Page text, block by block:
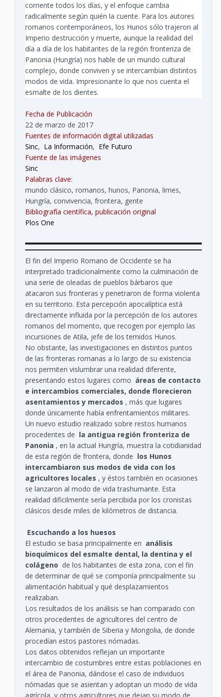
corriente todos los días, y el enfoque cambia
radicalmente según quién la cuente. Para los autores
romanos contemporáneos, los Hunos sólo trajeron al
Imperio destrucción y muerte, aunque la realidad del
día a día de los habitantes de la región fronteriza de
Panonia (Hungría) nos hable de un mundo cultural
complejo, donde conviven y se intercambian distintos
modos de vida. Impresionante lo que nos cuenta el
esmalte de los dientes.
Fecha de Publicación
22 de marzo de 2017
Fuentes de información digital utilizadas
Sinc, La Información, Efe Futuro
Fuente de las imágenes
Sinc
Palabras clave:
mundo clásico, romanos, hunos, Panonia, limes,
Hungría, convivencia, frontera, gente
Bibliografía científica, publicación original
Plos One
El fin del Imperio Romano de Occidente se ha
interpretado tradicionalmente como la culminación de
una serie de oleadas de pueblos bárbaros que
atacaron sus fronteras y penetraron de forma violenta
en su territorio. Esta percepción apocalíptica está
directamente influida por la percepción de los autores
romanos del momento, que recogen por ejemplo las
incursiones de Atila, jefe de los temidos Hunos.
No obstante, las investigaciones en distintos puntos
de las fronteras romanas a lo largo de su existencia
nos permiten vislumbrar una realidad diferente,
presentando estos lugares como áreas de contacto
e intercambios comerciales, donde florecieron
asentamientos y mercados , más que lugares
donde únicamente había enfrentamientos militares.
Un nuevo estudio realizado sobre restos humanos
procedentes de la antigua región fronteriza de
Panonia , en la actual Hungría, muestra la cotidianidad
de esta región de frontera, donde los Hunos
intercambiaron sus modos de vida con los
agricultores locales , y éstos también en ocasiones
se lanzaron al modo de vida trashumante. Esta
realidad dificilmente sería percibida por los cronistas
clásicos desde miles de kilómetros de distancia.
Escuchando a los huesos
El estudio se basa principalmente en análisis
bioquímicos del esmalte dental, la dentina y el
colágeno de los habitantes de esta zona, con el fin
de determinar de qué se componía principalmente su
alimentación habitual y qué desplazamientos
realizaban.
Los resultados de los análisis se han comparado con
otros procedentes de agricultores del centro de
Alemania, y también de Siberia y Mongolia, de donde
procedían estos pastores nómadas.
Los datos obtenidos reflejan un importante
intercambio de costumbres entre estas poblaciones en
el área de Panonia, dándose el caso de individuos
nómadas que se asientan y adoptan un modo de vida